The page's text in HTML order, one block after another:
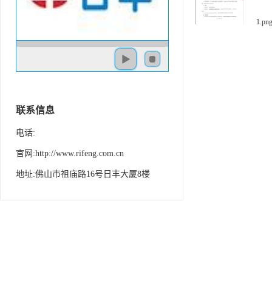
联系信息
电话:
官网:http://www.rifeng.com.cn
地址:佛山市祖庙路16号日丰大厦8楼
1.png